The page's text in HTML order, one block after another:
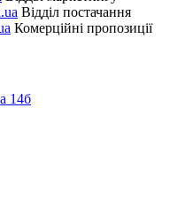
Відділ постачання
Комерційні пропозиції
14б